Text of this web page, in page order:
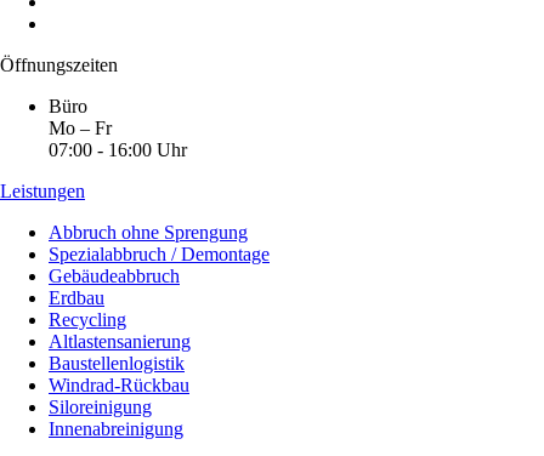
Öffnungszeiten
Büro
Mo – Fr
07:00 - 16:00 Uhr
Leistungen
Abbruch ohne Sprengung
Spezialabbruch / Demontage
Gebäudeabbruch
Erdbau
Recycling
Altlastensanierung
Baustellenlogistik
Windrad-Rückbau
Siloreinigung
Innenabreinigung